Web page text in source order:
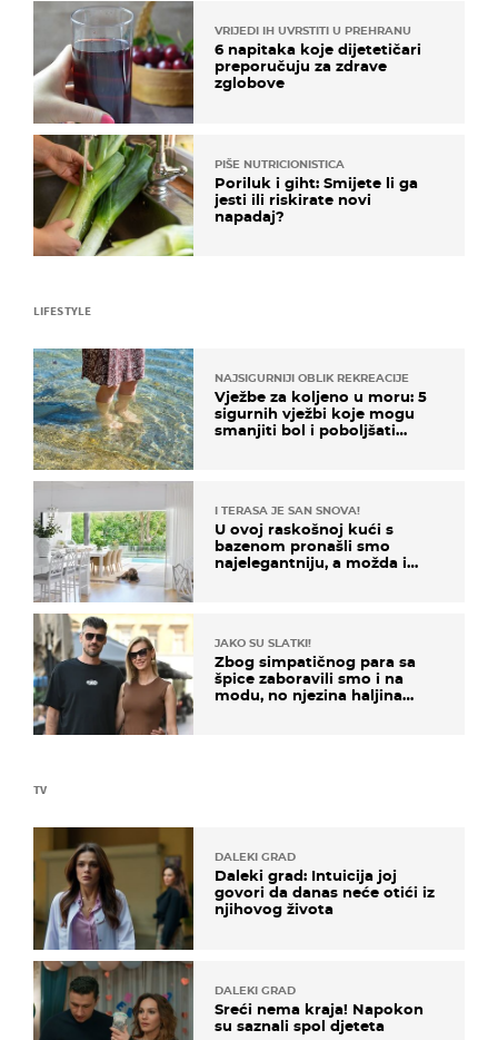
VRIJEDI IH UVRSTITI U PREHRANU
6 napitaka koje dijetetičari
preporučuju za zdrave
zglobove
PIŠE NUTRICIONISTICA
Poriluk i giht: Smijete li ga
jesti ili riskirate novi
napadaj?
TV
DALEKI GRAD
Daleki grad: Intuicija joj
govori da danas neće otići iz
njihovog života
DALEKI GRAD
Sreći nema kraja! Napokon
su saznali spol djeteta
LIFESTYLE
NAJSIGURNIJI OBLIK REKREACIJE
Vježbe za koljeno u moru: 5
sigurnih vježbi koje mogu
smanjiti bol i poboljšati
I TERASA JE SAN SNOVA!
U ovoj raskošnoj kući s
bazenom pronašli smo
najelegantniju, a možda i
JAKO SU SLATKI!
Zbog simpatičnog para sa
špice zaboravili smo i na
modu, no njezina haljina